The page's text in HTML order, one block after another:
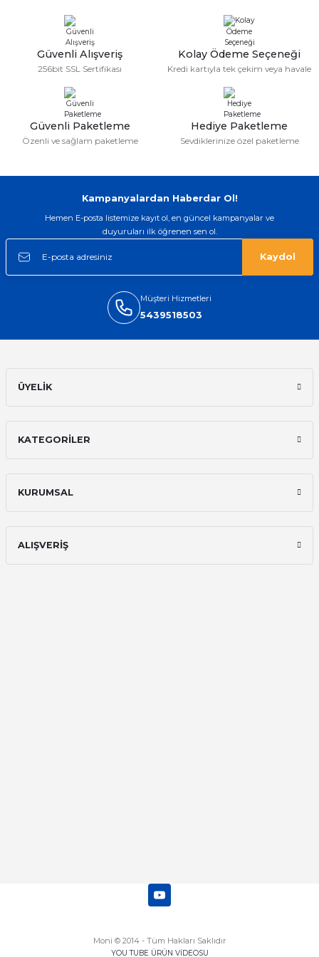
Serdar Keskin | 19/05/2026
gerçekten çok kaliteil ürün geldi bu
kordonu normal dışardan bir saatciye
isterlerdi alacak arkadaşlar ölçülerini
doğru belirleyip kaliteyi sorun
İsmail yılmaz | 15/05/2026
arayip teyit aldiktan sonra yolladılar
Oldukça kaliteli ve şık bir görünümü
rahatsız etmiyor ve tam oturdu.
Sinan Tatlicioglu | 30/01/2026
Ali Bilge Ertan | 11/09/2025
Güvenli Alışveriş
256bit SSL Sertifikası
Kolay Ödeme Seçeneği
Kredi kartıyla tek çekim veya havale
Güvenli Paketleme
Özenli ve sağlam paketleme
Hediye Paketleme
Sevdiklerinize özel paketleme
Kampanyalardan Haberdar Ol!
Hemen E-posta listemize kayıt ol, en güncel kampanyalar ve
duyuruları ilk öğrenen sen ol.
Kaydol
Müşteri Hizmetleri
5439518503
ÜYELİK
KATEGORİLER
KURUMSAL
ALIŞVERİŞ
Moni © 2014 - Tüm Hakları Saklıdır
YOU TUBE ÜRÜN VİDEOSU